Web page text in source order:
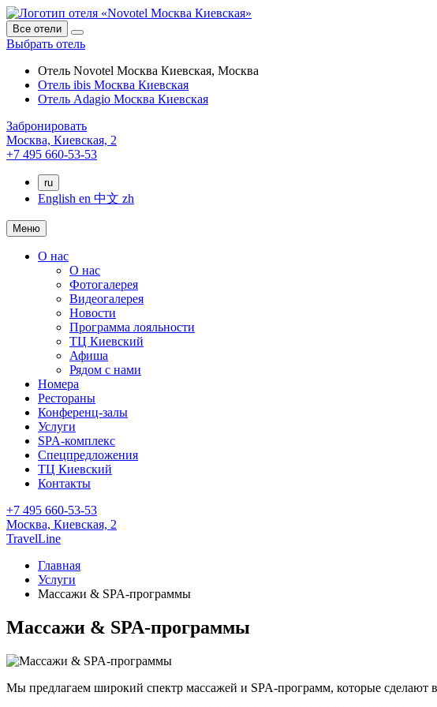
Все отели
Выбрать отель
Отель Novotel Москва Киевская, Москва
Отель ibis Москва Киевская
Отель Adagio Москва Киевская
Забронировать
Москва, Киевская, 2
+7 495 660-53-53
ru
English en 中文 zh
Меню
О нас
О нас
Фотогалерея
Видеогалерея
Новости
Программа лояльности
ТЦ Киевский
Афиша
Рядом с нами
Номера
Рестораны
Конференц-залы
Услуги
SPA-комплекс
Спецпредложения
ТЦ Киевский
Контакты
+7 495 660-53-53
Москва, Киевская, 2
TravelLine
Главная
Услуги
Массажи & SPA-программы
Массажи & SPA-программы
Мы предлагаем широкий спектр массажей и SPA-программ, которые